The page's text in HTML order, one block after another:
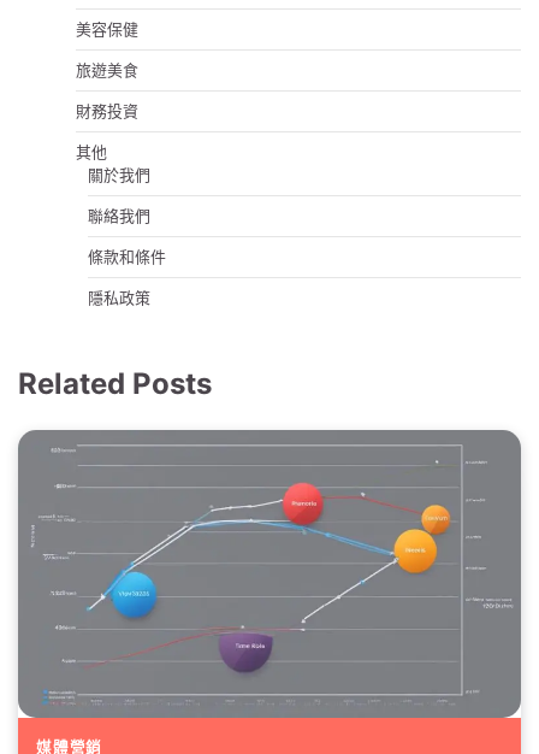
美容保健
旅遊美食
財務投資
其他
關於我們
聯絡我們
條款和條件
隱私政策
Related Posts
媒體營銷